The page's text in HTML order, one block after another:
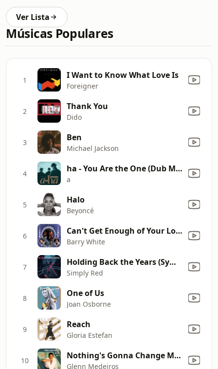
Ver Lista
Músicas Populares
1 I Want to Know What Love Is
Foreigner
2 Thank You
Dido
3 Ben
Michael Jackson
4 ha - You Are the One (Dub Mix Edit)
a
5 Halo
Beyoncé
6 Can't Get Enough of Your Love, Babe
Barry White
7 Holding Back the Years (Symphonic Version)
Simply Red
8 One of Us
Joan Osborne
9 Reach
Gloria Estefan
10 Nothing's Gonna Change My Love for You
Glenn Medeiros